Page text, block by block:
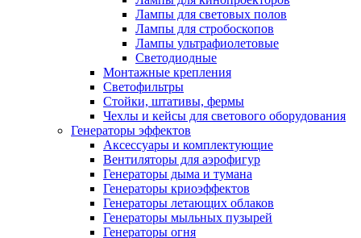
Лампы для световых полов
Лампы для стробоскопов
Лампы ультрафиолетовые
Светодиодные
Монтажные крепления
Светофильтры
Стойки, штативы, фермы
Чехлы и кейсы для светового оборудования
Генераторы эффектов
Аксессуары и комплектующие
Вентиляторы для аэрофигур
Генераторы дыма и тумана
Генераторы криоэффектов
Генераторы летающих облаков
Генераторы мыльных пузырей
Генераторы огня